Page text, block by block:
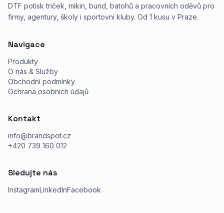
DTF potisk triček, mikin, bund, batohů a pracovních oděvů pro
firmy, agentury, školy i sportovní kluby. Od 1 kusu v Praze.
Navigace
Produkty
O nás & Služby
Obchodní podmínky
Ochrana osobních údajů
Kontakt
info@brandspot.cz
+420 739 160 012
Sledujte nás
InstagramLinkedInFacebook